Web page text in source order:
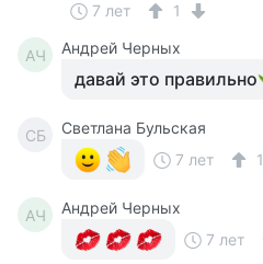
7 лет 1
АЧ Андрей Черных
давай это правильно
СБ
Светлана Бульская
7 лет
1
АЧ
Андрей Черных
7 лет